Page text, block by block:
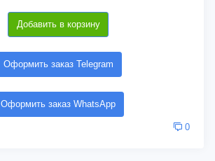
Добавить в корзину
Оформить заказ Telegram
Оформить заказ WhatsApp
0